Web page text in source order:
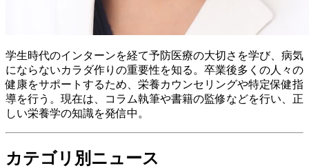
学生時代のインターンを経て予防医療の大切さを学び、病気
にならないカラダ作りの重要性を知る。卒業後多くの人々の
健康をサポートするため、栄養カウンセリングや特定保健指
導を行う。現在は、コラム執筆や書籍の監修などを行い、正
しい栄養学の知識を発信中。
カテゴリ別ニュース